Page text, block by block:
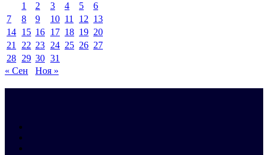
1
2 3 4 5
6
7
8 9 10 11 12 13
14 15 16 17 18 19 20
21
22 23 24 25 26 27
28 29 30 31
« Сен
Ноя »